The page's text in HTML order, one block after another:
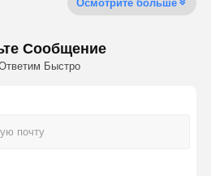
Осмотрите больше
Сообщение
Быстро